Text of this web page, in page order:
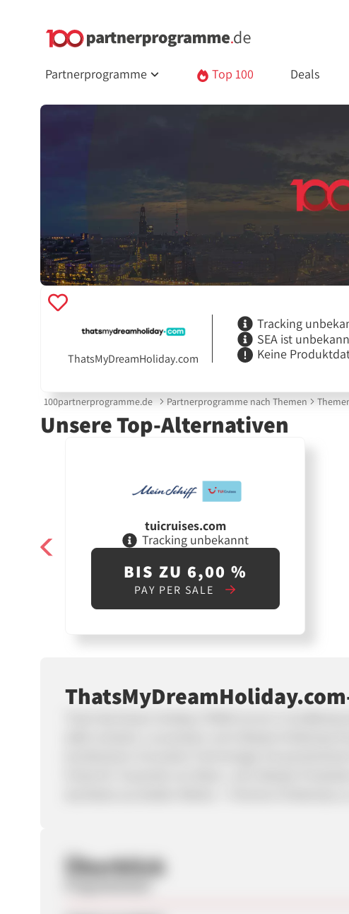
Partnerprogramme Top 100 Deals
ThatsMyDreamHoliday.com
Tracking
SEA ist
Keine
100partnerprogramme.de Partnerprogramme nach Themen
Unsere Top-Alternativen
tuicruises.com
Tracking unbekannt
BIS ZU 6,00 %
PAY PER SALE
Überblick